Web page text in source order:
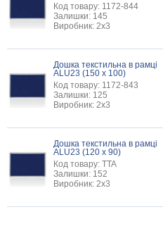
Код товару: 1172-844
Залишки: 145
Виробник: 2х3
Дошка текстильна в рамці
ALU23 (150 х 100)
Код товару: 1172-843
Залишки: 125
Виробник: 2х3
Дошка текстильна в рамці
ALU23 (120 х 90)
Код товару: TTA
Залишки: 152
Виробник: 2х3